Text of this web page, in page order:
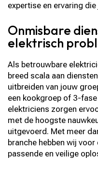
expertise en ervaring
Onmisbare
elektrisch
Als betrouwbare
breed scala aan
uitbreiden van jouw
een kookgroep of 3-
elektriciens zorgen
met de hoogste
uitgevoerd. Met meer
branche hebben wij
passende en veilige